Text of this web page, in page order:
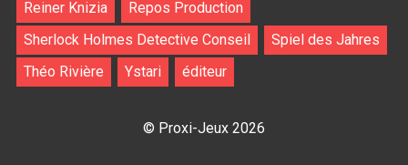
Reiner Knizia
Repos Production
Sherlock Holmes Detective Conseil
Spiel des Jahres
Théo Rivière
Ystari éditeur
© Proxi-Jeux 2026